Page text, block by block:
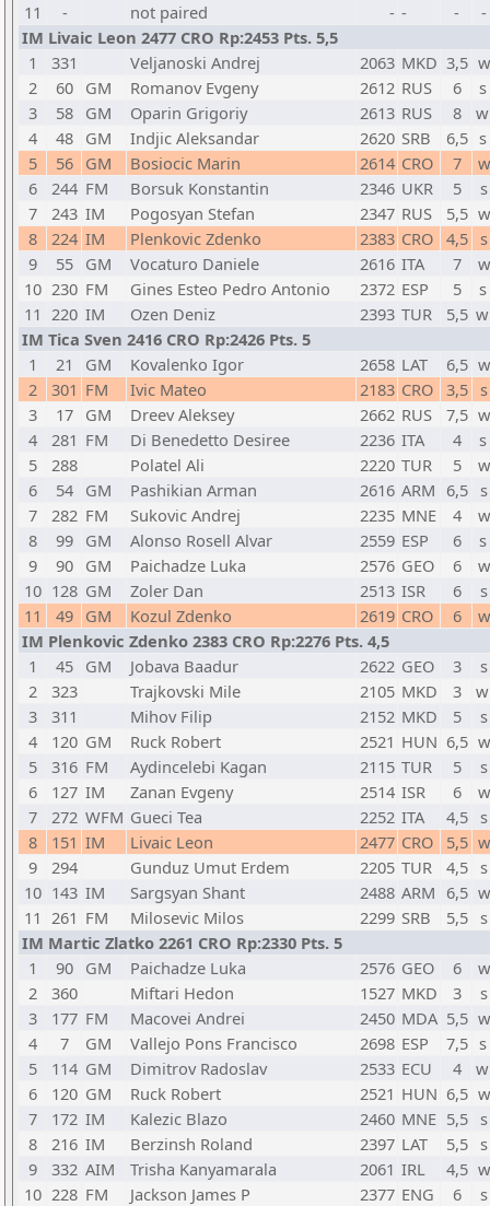
11 - not paired - - -
-
IM Livaic Leon 2477 CRO Rp:2453 Pts. 5,5
1
331 Veljanoski Andrej 2063 MKD 3,5
2
60 GM Romanov Evgeny 2612 RUS 6
3
58 GM Oparin Grigoriy 2613 RUS 8
4
48 GM Indjic Aleksandar 2620 SRB 6,5
5
56 GM Bosiocic Marin 2614 CRO 7
6
244 FM Borsuk Konstantin 2346 UKR 5
7
243 IM Pogosyan Stefan 2347 RUS 5,5
8
224 IM Plenkovic Zdenko 2383 CRO 4,5
9
55 GM Vocaturo Daniele 2616 ITA 7
10 230 FM Gines Esteo Pedro Antonio 2372 ESP 5
11 220 IM Ozen Deniz 2393 TUR 5,5
IM Tica Sven 2416 CRO Rp:2426 Pts. 5
1
21 GM Kovalenko Igor 2658 LAT 6,5
2
301 FM Ivic Mateo 2183 CRO 3,5
3
17 GM Dreev Aleksey 2662 RUS 7,5
4
281 FM Di Benedetto Desiree 2236 ITA 4
5
288 Polatel Ali 2220 TUR 5
6
54 GM Pashikian Arman 2616 ARM 6,5
7
282 FM Sukovic Andrej 2235 MNE 4
8
99 GM Alonso Rosell Alvar 2559 ESP 6
9
90 GM Paichadze Luka 2576 GEO 6
10 128 GM Zoler Dan 2513 ISR 6
11
49 GM Kozul Zdenko 2619 CRO 6
IM Plenkovic Zdenko 2383 CRO Rp:2276 Pts. 4,5
1
45 GM Jobava Baadur 2622 GEO 3
2
323 Trajkovski Mile 2105 MKD 3
3
311 Mihov Filip 2152 MKD 5
4
120 GM Ruck Robert 2521 HUN 6,5
5
316 FM Aydincelebi Kagan 2115 TUR 5
6
127 IM Zanan Evgeny 2514 ISR 6
7
272 WFM Gueci Tea 2252 ITA 4,5
8
151 IM Livaic Leon 2477 CRO 5,5
9
294 Gunduz Umut Erdem 2205 TUR 4,5
10 143 IM Sargsyan Shant 2488 ARM 6,5
11 261 FM Milosevic Milos 2299 SRB 5,5
IM Martic Zlatko 2261 CRO Rp:2330 Pts. 5
1
90 GM Paichadze Luka 2576 GEO 6
2
360 Miftari Hedon 1527 MKD 3
3
177 FM Macovei Andrei 2450 MDA 5,5
4
7 GM Vallejo Pons Francisco 2698 ESP 7,5
5
114 GM Dimitrov Radoslav 2533 ECU 4
6
120 GM Ruck Robert 2521 HUN 6,5
7
172 IM Kalezic Blazo 2460 MNE 5,5
8
216 IM Berzinsh Roland 2397 LAT 5,5
9
332 AIM Trisha Kanyamarala 2061 IRL 4,5
10 228 FM Jackson James P 2377 ENG 6